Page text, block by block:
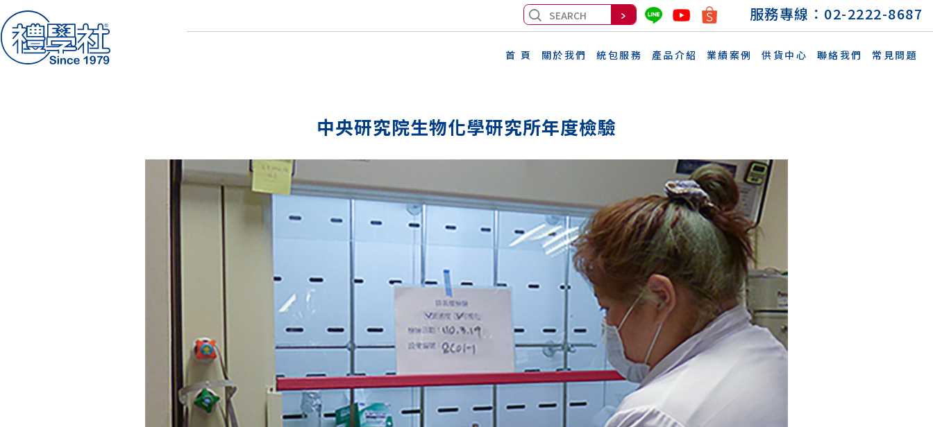
服務專線： 02-2222-8687
首 頁 關於我們 統包服務 產品介紹 業績案例 供貨中心 聯絡我們 常見問題
中央研究院生物化學研究所年度檢驗